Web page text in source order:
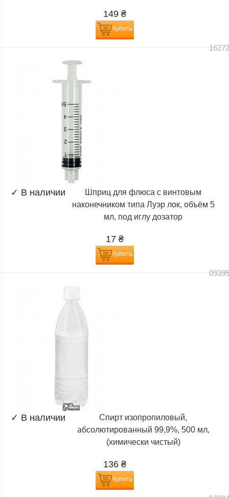
149 ₴
Купить
✓ В наличии
Шприц для флюса с винтовым
наконечником типа Луэр лок, объём 5
мл, под иглу дозатор
17 ₴
Купить
✓ В наличии
Спирт изопропиловый,
абсолютированный 99,9%, 500 мл,
(химически чистый)
136 ₴
Купить